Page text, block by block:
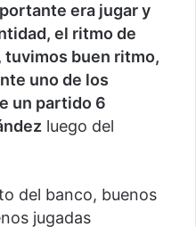
era jugar y
el ritmo de
tuvimos buen ritmo,
uno de los
un partido 6
luego del
del banco, buenos
jugadas